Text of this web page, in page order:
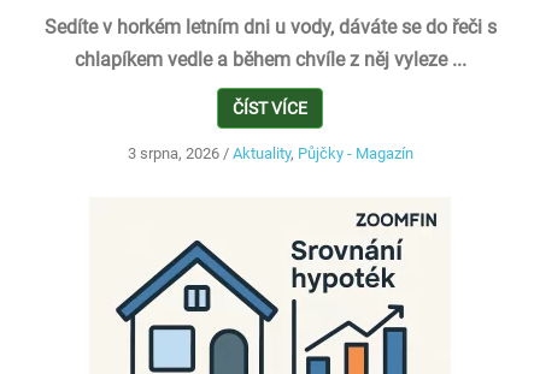
Sedíte v horkém letním dni u vody, dáváte se do řeči s
chlapíkem vedle a během chvíle z něj vyleze ...
ČÍST VÍCE
3 srpna, 2026/ Aktuality, Půjčky - Magazín